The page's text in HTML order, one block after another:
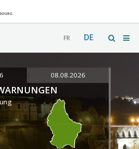
FR DE
08.08.2026